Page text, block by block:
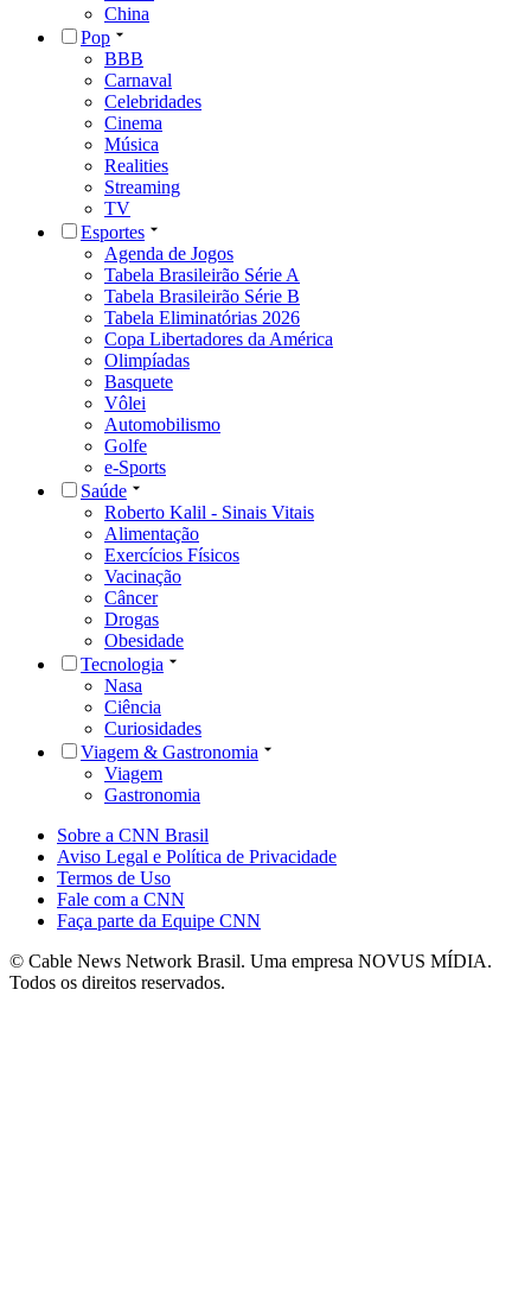
China
Pop
BBB
Carnaval
Celebridades
Cinema
Música
Realities
Streaming
TV
Esportes
Agenda de Jogos
Tabela Brasileirão Série A
Tabela Brasileirão Série B
Tabela Eliminatórias 2026
Copa Libertadores da América
Olimpíadas
Basquete
Vôlei
Automobilismo
Golfe
e-Sports
Saúde
Roberto Kalil - Sinais Vitais
Alimentação
Exercícios Físicos
Vacinação
Câncer
Drogas
Obesidade
Tecnologia
Nasa
Ciência
Curiosidades
Viagem & Gastronomia
Viagem
Gastronomia
Sobre a CNN Brasil
Aviso Legal e Política de Privacidade
Termos de Uso
Fale com a CNN
Faça parte da Equipe CNN
© Cable News Network Brasil. Uma empresa NOVUS MÍDIA.
Todos os direitos reservados.